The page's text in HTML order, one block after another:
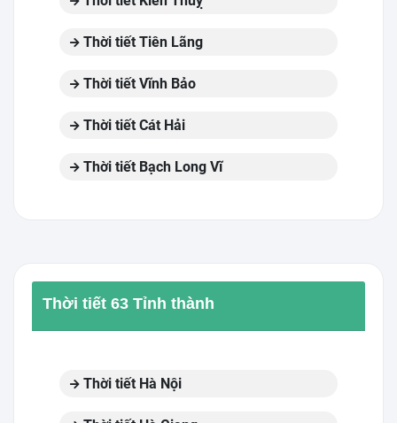
Thời tiết Tiên Lãng
Thời tiết Vĩnh Bảo
Thời tiết Cát Hải
Thời tiết Bạch Long Vĩ
Thời tiết 63 Tỉnh thành
Thời tiết Hà Nội